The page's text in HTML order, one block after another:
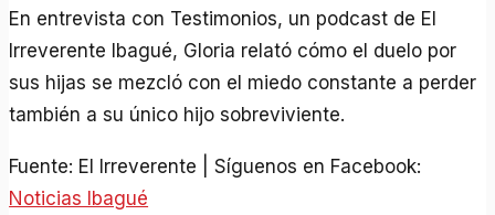
En entrevista con Testimonios, un podcast de El
Irreverente Ibagué, Gloria relató cómo el duelo por
sus hijas se mezcló con el miedo constante a perder
también a su único hijo sobreviviente.
Fuente: El Irreverente | Síguenos en Facebook:
Noticias Ibagué